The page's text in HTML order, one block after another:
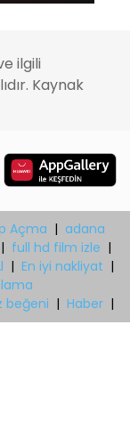
ilgili
Kaynak
Açma | adana
| full hd film izle |
| En iyi nakliyat |
beğeni | Haber |